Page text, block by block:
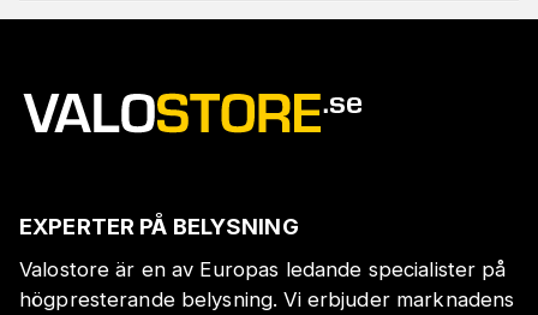
EXPERTER PÅ BELYSNING
Valostore är en av Europas ledande specialister på
högpresterande belysning. Vi erbjuder marknadens